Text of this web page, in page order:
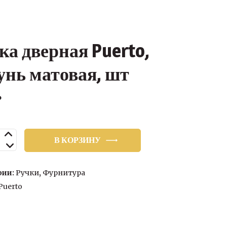
дверная Puerto,
матовая, шт
В КОРЗИНУ
Ручки, Фурнитура